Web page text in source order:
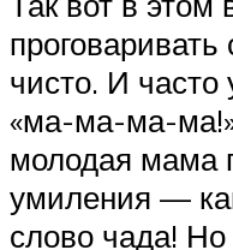
проговаривать
чисто. И
«ма-ма-ма-ма!»
молодая мама
умиления —
слово чада! Но